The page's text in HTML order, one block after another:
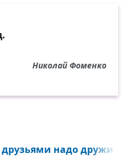
Николай Фоменко
надо